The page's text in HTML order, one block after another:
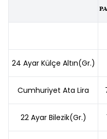
24 Ayar Külçe Altın(Gr.)
Cumhuriyet Ata Lira
22 Ayar Bilezik(Gr.)